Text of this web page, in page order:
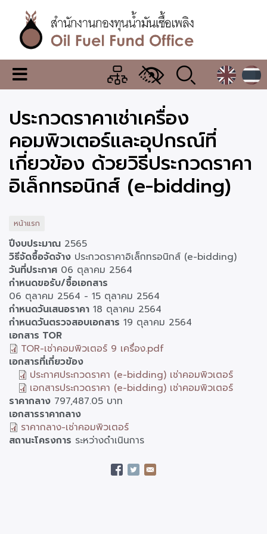
เนื้อหา
หลักสำนักงาน
กองทุน
น้ำมัน
เชื้อ
เพลิง
เมนู
เปลี่ยน
แสดง
ผล
ประกวดราคาเช่าเครื่อง
คอมพิวเตอร์และอุปกรณ์ที่
เกี่ยวข้อง ด้วยวิธีประกวดราคา
อิเล็กทรอนิกส์ (e-bidding)
หน้าแรก
ปีงบประมาณ 2565
วิธีจัดซื้อจัดจ้าง ประกวดราคาอิเล็กทรอนิกส์ (e-bidding)
วันที่ประกาศ 06 ตุลาคม 2564
กำหนดขอรับ/ซื้อเอกสาร
06 ตุลาคม 2564 - 15 ตุลาคม 2564
กำหนดวันเสนอราคา 18 ตุลาคม 2564
กำหนดวันตรวจสอบเอกสาร 19 ตุลาคม 2564
เอกสาร TOR
TOR-เช่าคอมพิวเตอร์ 9 เครื่อง.pdf
เอกสารที่เกี่ยวข้อง
ประกาศประกวดราคา (e-bidding) เช่าคอมพิวเตอร์
เอกสารประกวดราคา (e-bidding) เช่าคอมพิวเตอร์
ราคากลาง 797,487.05 บาท
เอกสารราคากลาง
ราคากลาง-เช่าคอมพิวเตอร์
สถานะโครงการ ระหว่างดำเนินการ